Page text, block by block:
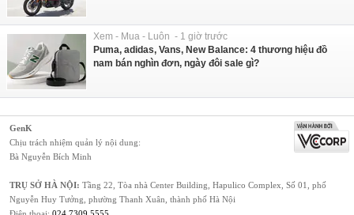
Xem - Mua - Luôn - 1 giờ trước
Puma, adidas, Vans, New Balance: 4 thương hiệu đồ
nam bán nghìn đơn, ngày đôi sale gì?
GenK
Chịu trách nhiệm quản lý nội dung:
Bà Nguyễn Bích Minh
TRỤ SỞ HÀ NỘI: Tầng 22, Tòa nhà Center Building, Hapulico Complex, Số 01, phố
Nguyễn Huy Tưởng, phường Thanh Xuân, thành phố Hà Nội